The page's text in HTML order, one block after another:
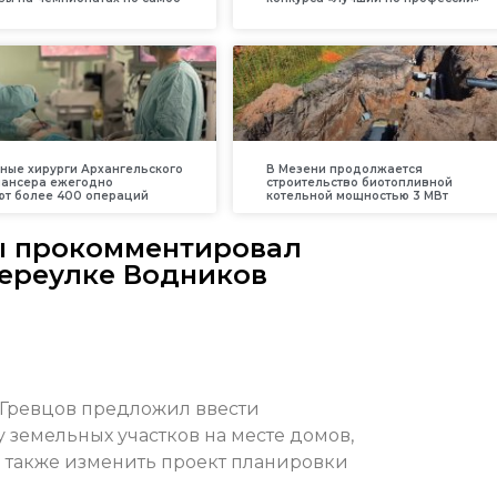
хирурги Архангельского
ежегодно
более 400 операций
В Мезени продолжается
строительство биотопливной
котельной мощностью 3 МВт
прокомментировал
Водников
предложил ввести
участков на месте домов,
изменить проект планировки